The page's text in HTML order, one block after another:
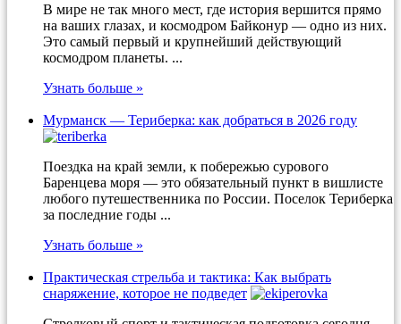
В мире не так много мест, где история вершится прямо
на ваших глазах, и космодром Байконур — одно из них.
Это самый первый и крупнейший действующий
космодром планеты. ...
Узнать больше »
Мурманск — Териберка: как добраться в 2026 году
Поездка на край земли, к побережью сурового
Баренцева моря — это обязательный пункт в вишлисте
любого путешественника по России. Поселок Териберка
за последние годы ...
Узнать больше »
Практическая стрельба и тактика: Как выбрать
снаряжение, которое не подведет